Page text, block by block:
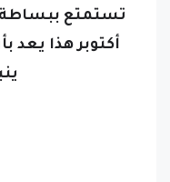
تستمتع ببساطة
أكتوبر هذا يعد